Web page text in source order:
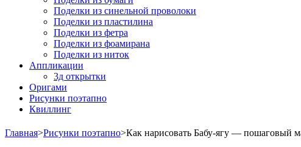
Поделки из синельной проволоки
Поделки из пластилина
Поделки из фетра
Поделки из фоамирана
Поделки из ниток
Аппликации
3д открытки
Оригами
Рисунки поэтапно
Квиллинг
Главная>Рисунки поэтапно>Как нарисовать Бабу-ягу — пошаговый